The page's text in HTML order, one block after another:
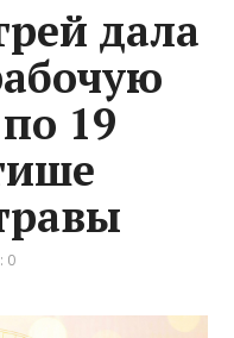
дала
19
0